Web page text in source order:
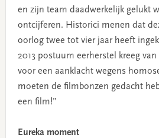
en zijn team daadwerkelijk gelukt
ontcijferen. Historici menen dat
oorlog twee tot vier jaar heeft
2013 postuum eerherstel kreeg
voor een aanklacht wegens
moeten de filmbonzen gedacht
een film!”
Eureka moment